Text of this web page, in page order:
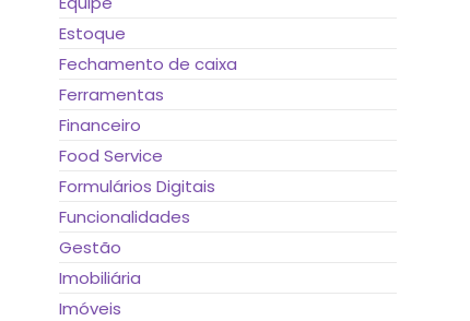
Estoque
Fechamento de caixa
Ferramentas
Financeiro
Food Service
Formulários Digitais
Funcionalidades
Gestão
Imobiliária
Imóveis